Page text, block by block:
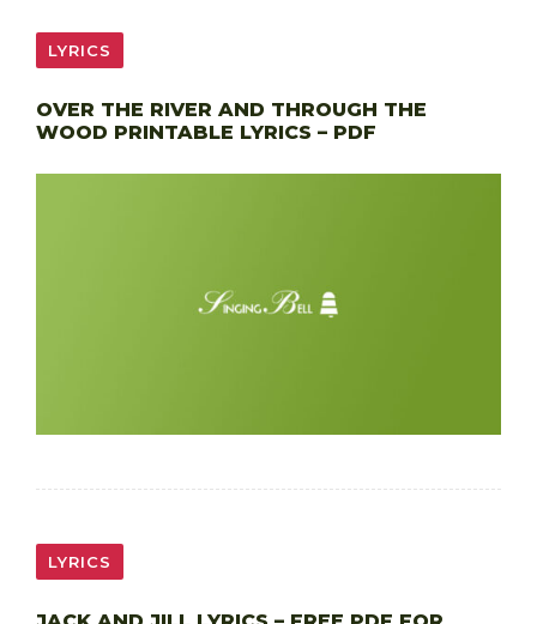
LYRICS
OVER THE RIVER AND THROUGH THE
WOOD PRINTABLE LYRICS – PDF
LYRICS